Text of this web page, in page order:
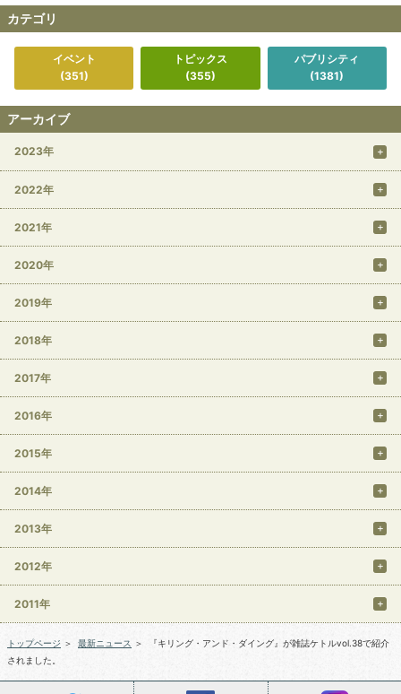
カテゴリ
イベント
(351)
トピックス
(355)
パブリシティ
(1381)
アーカイブ
2023年
2022年
2021年
2020年
2019年
2018年
2017年
2016年
2015年
2014年
2013年
2012年
2011年
トップページ ＞ 最新ニュース ＞
『キリング・アンド・ダイング』が雑誌ケトルvol.38で紹介
されました。